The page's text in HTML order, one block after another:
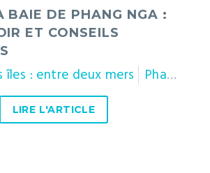
BAIE DE PHANG NGA :
ET CONSEILS
îles : entre deux mers Phang Nga
LIRE L'ARTICLE